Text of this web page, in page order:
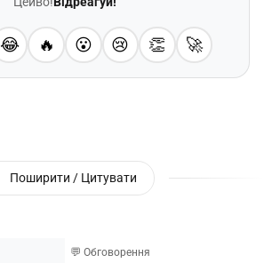
😂 🔥 😮 😢 👏 🚀
Поширити / Цитувати
💬 Обговорення